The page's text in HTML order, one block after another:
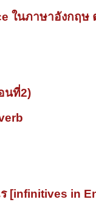
ในภาษาอังกฤษ
นที่2)
[infinitives in